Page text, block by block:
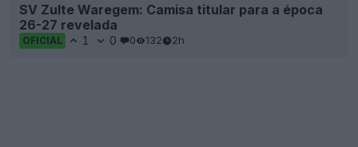
SV Zulte Waregem: Camisa titular para a época
26-27 revelada
OFICIAL 1 0 0 132 2h